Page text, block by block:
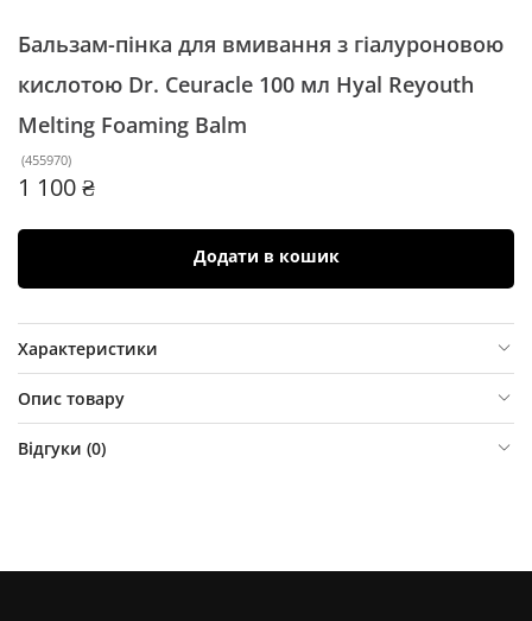
Бальзам-пінка для вмивання з гіалуроновою
кислотою Dr. Ceuracle 100 мл Hyal Reyouth
Melting Foaming Balm
(455970)
1 100 ₴
Додати в кошик
Характеристики
Опис товару
Відгуки (0)